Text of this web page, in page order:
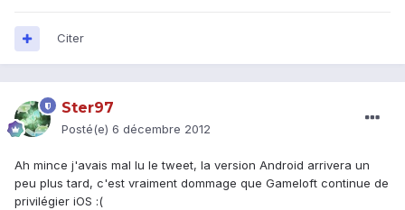
Citer
Ster97
Posté(e) 6 décembre 2012
Ah mince j'avais mal lu le tweet, la version Android arrivera un
peu plus tard, c'est vraiment dommage que Gameloft continue de
privilégier iOS :(